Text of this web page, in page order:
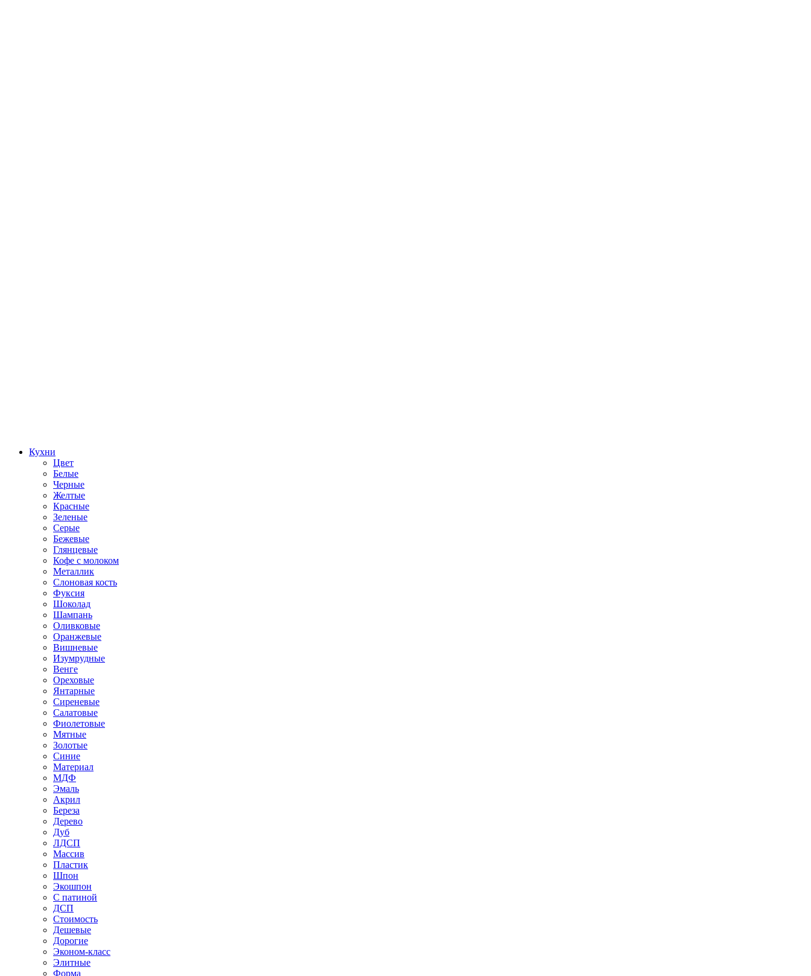
Кухни
Цвет
Белые
Черные
Желтые
Красные
Зеленые
Серые
Бежевые
Глянцевые
Кофе с молоком
Металлик
Слоновая кость
Фуксия
Шоколад
Шампань
Оливковые
Оранжевые
Вишневые
Изумрудные
Венге
Ореховые
Янтарные
Сиреневые
Салатовые
Фиолетовые
Мятные
Золотые
Синие
Материал
МДФ
Эмаль
Акрил
Береза
Дерево
Дуб
ЛДСП
Массив
Пластик
Шпон
Экошпон
С патиной
ДСП
Стоимость
Дешевые
Дорогие
Эконом-класс
Элитные
Форма